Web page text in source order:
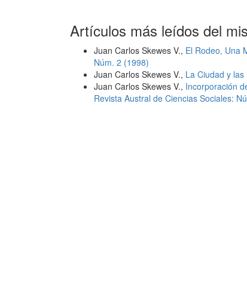
Artículos más leídos del
Juan Carlos Skewes V., El Rodeo, Una
Núm. 2 (1998)
Juan Carlos Skewes V., La Ciudad y las
Juan Carlos Skewes V., Incorporación
Revista Austral de Ciencias Sociales: